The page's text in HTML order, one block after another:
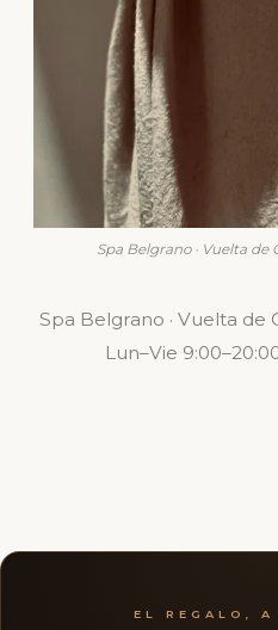
Spa Belgrano · Vuelta de
Spa Belgrano · Vuelta de
Lun–Vie
EL REGALO, A